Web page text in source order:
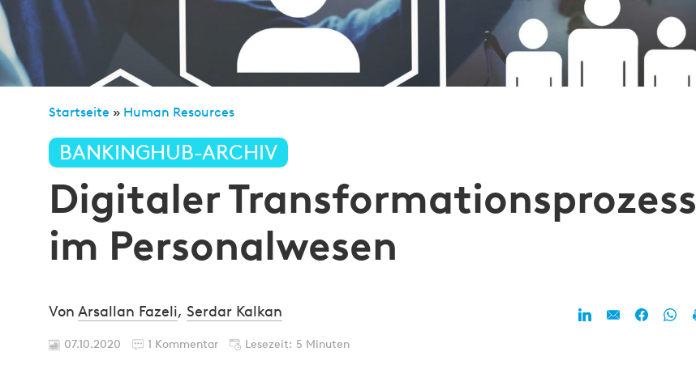
Startseite » Human Resources
BANKINGHUB-ARCHIV
Digitaler Transformationsprozess
im Personalwesen
Von Arsallan Fazeli, Serdar Kalkan
07.10.2020 1 Kommentar Lesezeit: 5 Minuten